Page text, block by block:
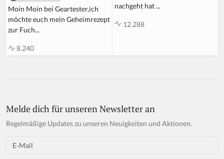
Moin Moin bei Geartester,ich
möchte euch mein Geheimrezept
zur Fuch...
8.240
nachgeht hat ...
12.288
Melde dich für unseren Newsletter an
Regelmäßige Updates zu unseren Neuigkeiten und Aktionen.
Email